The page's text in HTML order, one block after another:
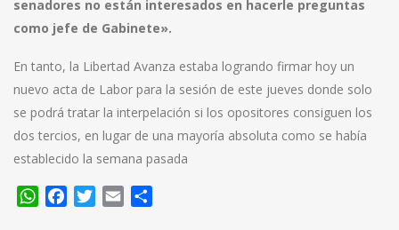
senadores no están interesados en hacerle preguntas
como jefe de Gabinete».
En tanto, la Libertad Avanza estaba logrando firmar hoy un
nuevo acta de Labor para la sesión de este jueves donde solo
se podrá tratar la interpelación si los opositores consiguen los
dos tercios, en lugar de una mayoría absoluta como se había
establecido la semana pasada
WhatsApp
FacebookTwitter
Email